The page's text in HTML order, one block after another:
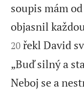
soupis mám
objasnil
20 řekl David
„Buď silný a
Neboj se a